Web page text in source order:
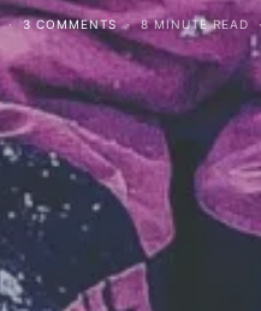
3 COMMENTS 8 MINUTE READ